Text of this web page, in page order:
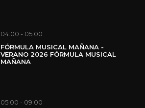
04:00 - 05:00
FÓRMULA MUSICAL MAÑANA -
VERANO 2026 FÓRMULA MUSICAL
MAÑANA
05:00 - 09:00